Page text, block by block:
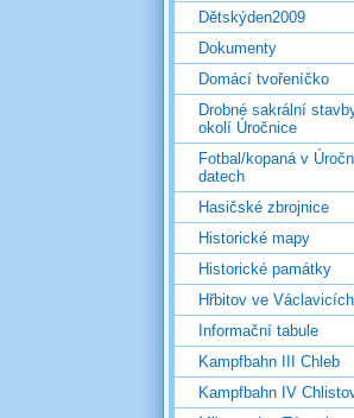
Dětskýden2009
Dokumenty
Domácí tvořeníčko
Drobné sakrální
okolí Úročnice
Fotbal/kopaná v
datech
Hasičské zbrojnice
Historické mapy
Historické památky
Hřbitov ve Václavicích
Informační tabule
Kampfbahn III Chleb
Kampfbahn IV